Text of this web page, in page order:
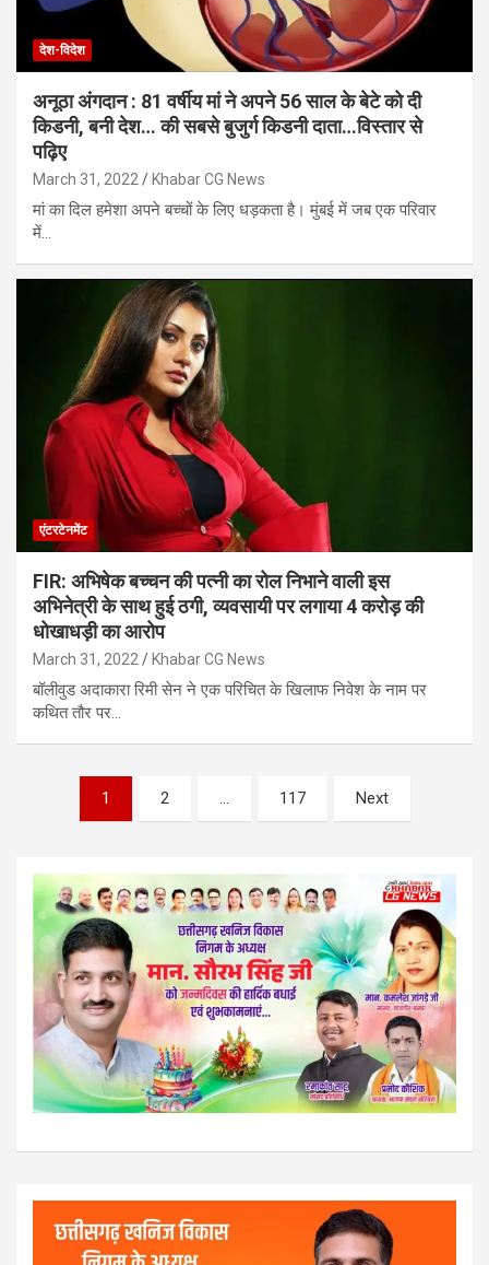
देश-विदेश
अनूठा अंगदान : 81 वर्षीय मां ने अपने 56 साल के बेटे को दी
किडनी, बनी देश… की सबसे बुजुर्ग किडनी दाता…विस्तार से
पढ़िए
March 31, 2022 Khabar CG News
मां का दिल हमेशा अपने बच्चों के लिए धड़कता है। मुंबई में जब एक परिवार
में…
एंटरटेनमेंट
FIR: अभिषेक बच्चन की पत्नी का रोल निभाने वाली इस
अभिनेत्री के साथ हुई ठगी, व्यवसायी पर लगाया 4 करोड़ की
धोखाधड़ी का आरोप
March 31, 2022 Khabar CG News
बॉलीवुड अदाकारा रिमी सेन ने एक परिचित के खिलाफ निवेश के नाम पर
कथित तौर पर…
pagination
1 2 … 117 Next